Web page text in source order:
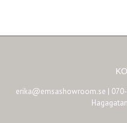
erika@emsashowroom.se |